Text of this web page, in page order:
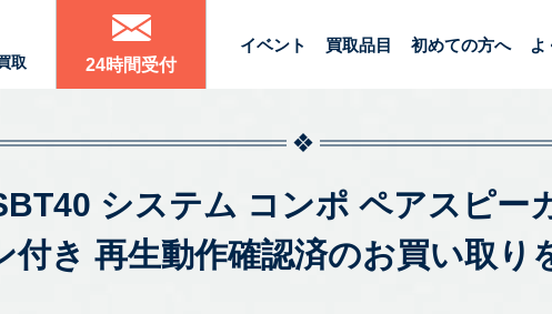
取 24時間受付
イベント 買取品目 初めての方へ よ
システム コンポ ペアスピー
付き 再生動作確認済のお買い取り